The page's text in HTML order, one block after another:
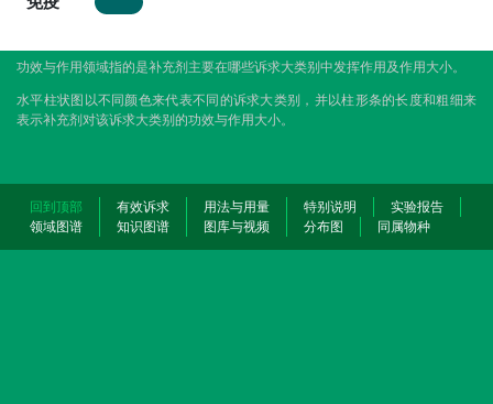
功效与作用领域指的是补充剂主要在哪些诉求大类别中发挥作用及作用大小。
水平柱状图以不同颜色来代表不同的诉求大类别，并以柱形条的长度和粗细来
表示补充剂对该诉求大类别的功效与作用大小。
回到顶部 有效诉求 用法与用量 特别说明
实验报告
领域图谱
知识图谱 图库与视频 分布图 同属物种